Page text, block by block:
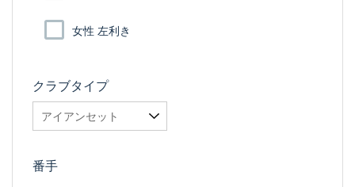
女性 左利き
クラブタイプ
番手